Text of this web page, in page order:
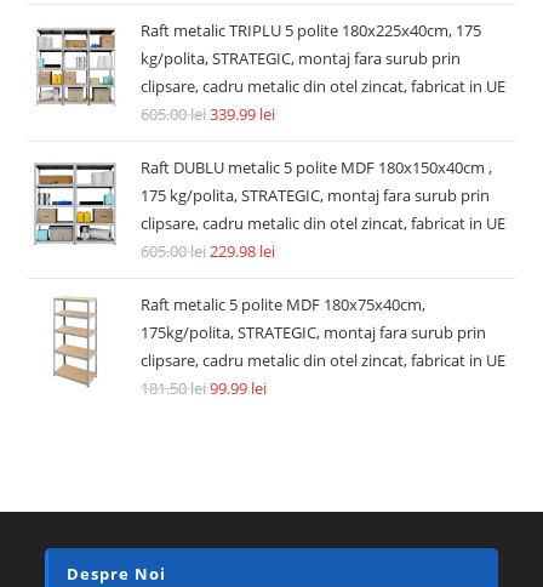
Raft metalic TRIPLU 5 polite 180x225x40cm, 175
kg/polita, STRATEGIC, montaj fara surub prin
clipsare, cadru metalic din otel zincat, fabricat in UE
605.00lei339.99 lei
Raft DUBLU metalic 5 polite MDF 180x150x40cm ,
175 kg/polita, STRATEGIC, montaj fara surub prin
clipsare, cadru metalic din otel zincat, fabricat in UE
605.00lei229.98 lei
Raft metalic 5 polite MDF 180x75x40cm,
175kg/polita, STRATEGIC, montaj fara surub prin
clipsare, cadru metalic din otel zincat, fabricat in UE
181.50lei99.99 lei
Despre Noi